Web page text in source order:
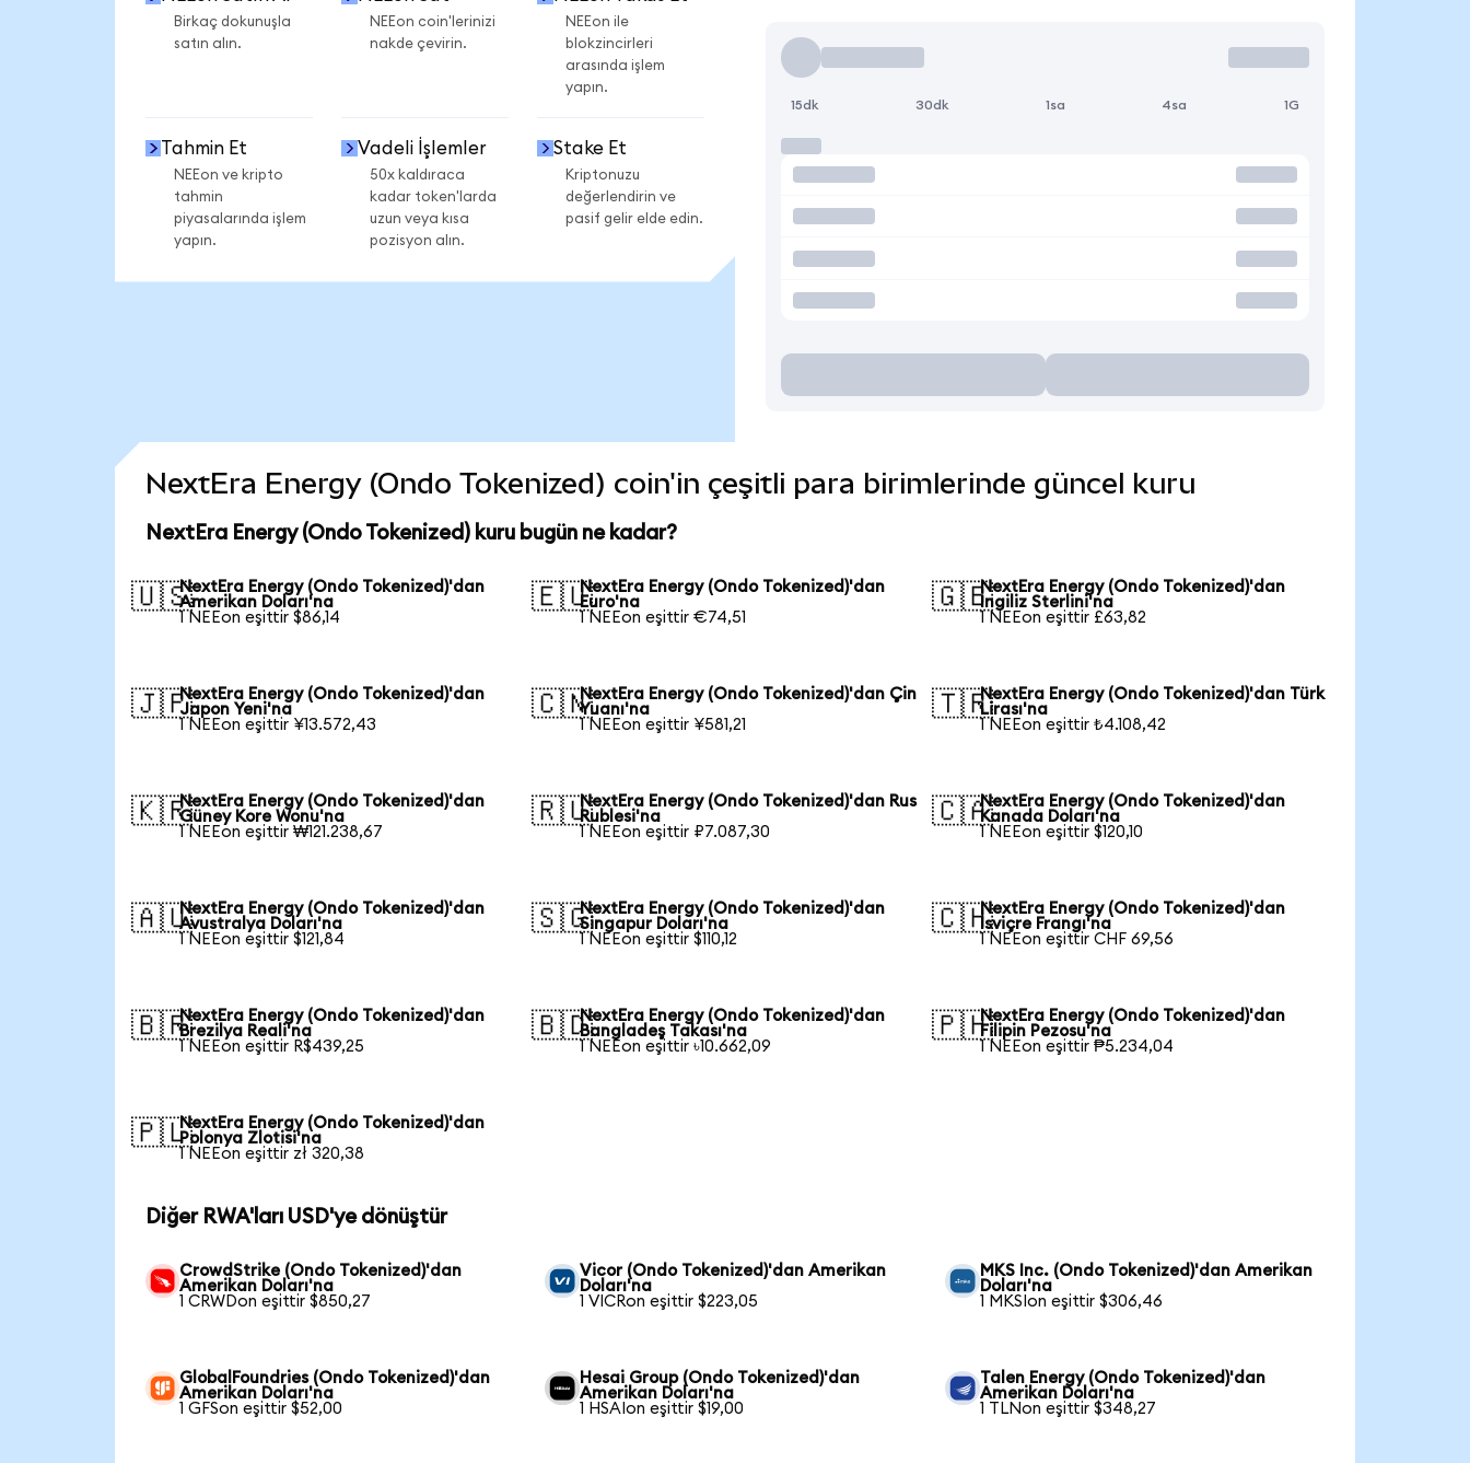
Birkaç dokunuşla
satın alın.
NEEon coin'lerinizi
nakde çevirin.
NEEon ile
blokzincirleri
arasında işlem
yapın.
Tahmin Et
NEEon ve kripto
tahmin
piyasalarında işlem
yapın.
Vadeli İşlemler
50x kaldıraca
kadar token'larda
uzun veya kısa
pozisyon alın.
Stake Et
Kriptonuzu
değerlendirin ve
pasif gelir elde edin.
15dk 30dk 1sa 4sa 1G
NextEra Energy (Ondo Tokenized) coin'in çeşitli para birimlerinde güncel kuru
NextEra Energy (Ondo Tokenized) kuru bugün ne kadar?
🇺🇸NextEra Energy (Ondo Tokenized)'dan
Amerikan Doları'na
1 NEEon eşittir $86,14
🇪🇺NextEra Energy (Ondo Tokenized)'dan
Euro'na
1 NEEon eşittir €74,51
🇬🇧NextEra Energy (Ondo Tokenized)'dan
İngiliz Sterlini'na
1 NEEon eşittir £63,82
🇯🇵NextEra Energy (Ondo Tokenized)'dan
Japon Yeni'na
1 NEEon eşittir ¥13.572,43
🇨🇳NextEra Energy (Ondo Tokenized)'dan Çin
Yuanı'na
1 NEEon eşittir ¥581,21
🇹🇷NextEra Energy (Ondo Tokenized)'dan Türk
Lirası'na
1 NEEon eşittir ₺4.108,42
🇰🇷NextEra Energy (Ondo Tokenized)'dan
Güney Kore Wonu'na
1 NEEon eşittir ₩121.238,67
🇷🇺NextEra Energy (Ondo Tokenized)'dan Rus
Rublesi'na
1 NEEon eşittir ₽7.087,30
🇨🇦NextEra Energy (Ondo Tokenized)'dan
Kanada Doları'na
1 NEEon eşittir $120,10
🇦🇺NextEra Energy (Ondo Tokenized)'dan
Avustralya Doları'na
1 NEEon eşittir $121,84
🇸🇬NextEra Energy (Ondo Tokenized)'dan
Singapur Doları'na
1 NEEon eşittir $110,12
🇨🇭NextEra Energy (Ondo Tokenized)'dan
İsviçre Frangı'na
1 NEEon eşittir CHF 69,56
🇧🇷NextEra Energy (Ondo Tokenized)'dan
Brezilya Reali'na
1 NEEon eşittir R$439,25
🇧🇩NextEra Energy (Ondo Tokenized)'dan
Bangladeş Takası'na
1 NEEon eşittir ৳10.662,09
🇵🇭NextEra Energy (Ondo Tokenized)'dan
Filipin Pezosu'na
1 NEEon eşittir ₱5.234,04
🇵🇱NextEra Energy (Ondo Tokenized)'dan
Polonya Zlotisi'na
1 NEEon eşittir zł 320,38
Diğer RWA'ları USD'ye dönüştür
CrowdStrike (Ondo Tokenized)'dan
Amerikan Doları'na
1 CRWDon eşittir $850,27
Vicor (Ondo Tokenized)'dan Amerikan
Doları'na
1 VICRon eşittir $223,05
MKS Inc. (Ondo Tokenized)'dan Amerikan
Doları'na
1 MKSIon eşittir $306,46
GlobalFoundries (Ondo Tokenized)'dan
Amerikan Doları'na
1 GFSon eşittir $52,00
Hesai Group (Ondo Tokenized)'dan
Amerikan Doları'na
1 HSAIon eşittir $19,00
Talen Energy (Ondo Tokenized)'dan
Amerikan Doları'na
1 TLNon eşittir $348,27